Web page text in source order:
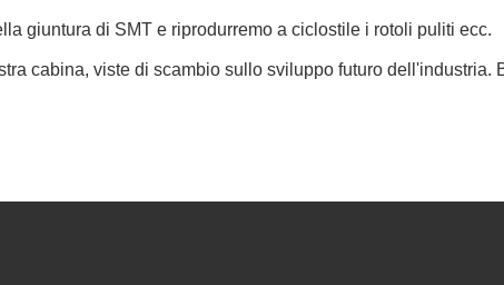
giuntura di SMT e riprodurremo a ciclostile i rotoli puliti ecc.
cabina, viste di scambio sullo sviluppo futuro